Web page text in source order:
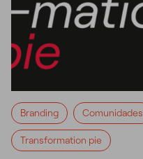
Branding Comunidades
Transformation pie